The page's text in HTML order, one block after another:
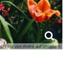
© Foto von André auf Unsplash